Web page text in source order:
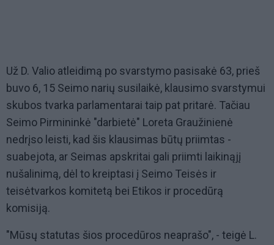
Už D. Valio atleidimą po svarstymo pasisakė 63, prieš
buvo 6, 15 Seimo narių susilaikė, klausimo svarstymui
skubos tvarka parlamentarai taip pat pritarė. Tačiau
Seimo Pirmininkė "darbietė" Loreta Graužinienė
nedrįso leisti, kad šis klausimas būtų priimtas -
suabejota, ar Seimas apskritai gali priimti laikinąjį
nušalinimą, dėl to kreiptasi į Seimo Teisės ir
teisėtvarkos komitetą bei Etikos ir procedūrą
komisiją.
"Mūsų statutas šios procedūros neaprašo", - teigė L.